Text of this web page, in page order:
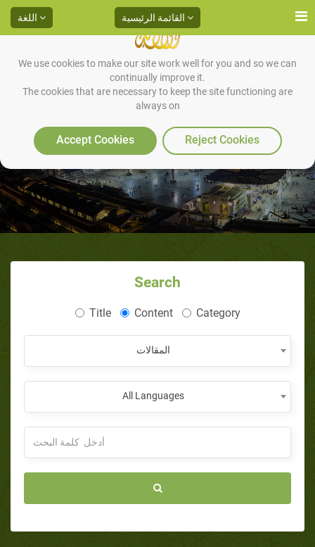
We use cookies to make our site work well for you and so we can
continually improve it.
The cookies that are necessary to keep the site functioning are
always on
Accept Cookies Reject Cookies
المقالات
Search
Title Content Category
المقالات
All Languages